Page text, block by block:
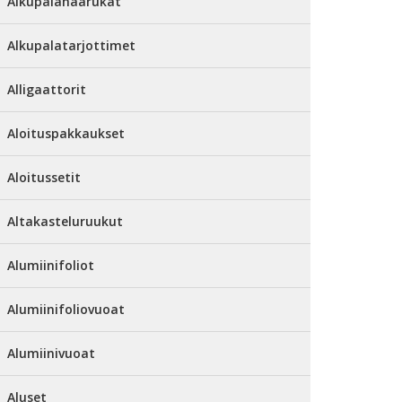
Alkupalatarjottimet
Alligaattorit
Aloituspakkaukset
Aloitussetit
Altakasteluruukut
Alumiinifoliot
Alumiinifoliovuoat
Alumiinivuoat
Aluset